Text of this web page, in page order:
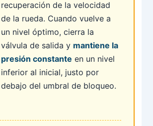
recuperación de la velocidad
de la rueda. Cuando vuelve a
un nivel óptimo, cierra la
válvula de salida y mantiene la
presión constante en un nivel
inferior al inicial, justo por
debajo del umbral de bloqueo.